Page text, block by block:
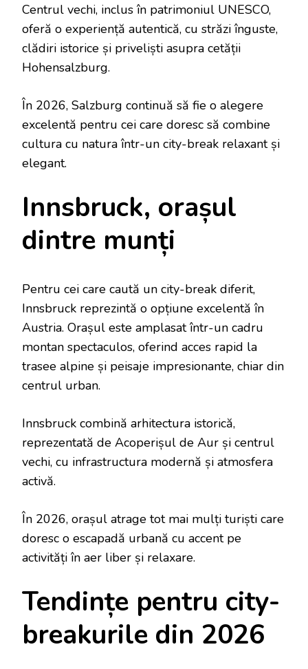
Centrul vechi, inclus în patrimoniul UNESCO,
oferă o experiență autentică, cu străzi înguste,
clădiri istorice și priveliști asupra cetății
Hohensalzburg.
În 2026, Salzburg continuă să fie o alegere
excelentă pentru cei care doresc să combine
cultura cu natura într-un city-break relaxant și
elegant.
Innsbruck, orașul
dintre munți
Pentru cei care caută un city-break diferit,
Innsbruck reprezintă o opțiune excelentă în
Austria. Orașul este amplasat într-un cadru
montan spectaculos, oferind acces rapid la
trasee alpine și peisaje impresionante, chiar din
centrul urban.
Innsbruck combină arhitectura istorică,
reprezentată de Acoperișul de Aur și centrul
vechi, cu infrastructura modernă și atmosfera
activă.
În 2026, orașul atrage tot mai mulți turiști care
doresc o escapadă urbană cu accent pe
activități în aer liber și relaxare.
Tendințe pentru city-
breakurile din 2026